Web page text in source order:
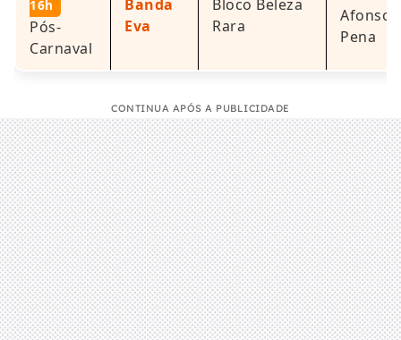
16h
Pós-
Carnaval
Banda
Eva
Bloco Beleza
Rara
Afonso
Pena
CONTINUA APÓS A PUBLICIDADE